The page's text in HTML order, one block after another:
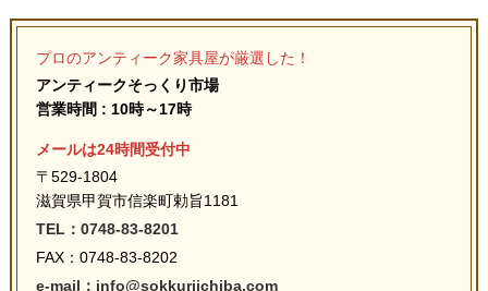
プロのアンティーク家具屋が厳選した！
アンティークそっくり市場
営業時間 : 10時～17時
メールは24時間受付中
〒529-1804
滋賀県甲賀市信楽町勅旨1181
TEL：0748-83-8201
FAX：0748-83-8202
e-mail：info@sokkuriichiba.com